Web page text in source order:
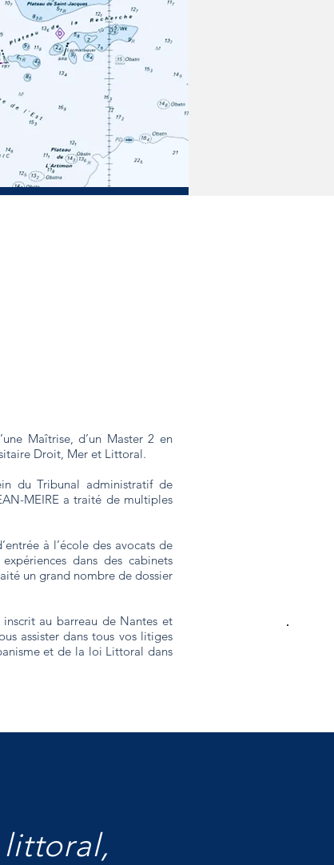
Maîtrise, d’un Master 2 en
Droit, Mer et Littoral.
du Tribunal administratif de
MEIRE a traité de multiples
à l’école des avocats de
dans des cabinets
un grand nombre de dossier
au barreau de Nantes et
assister dans tous vos litiges
et de la loi Littoral dans
littoral,